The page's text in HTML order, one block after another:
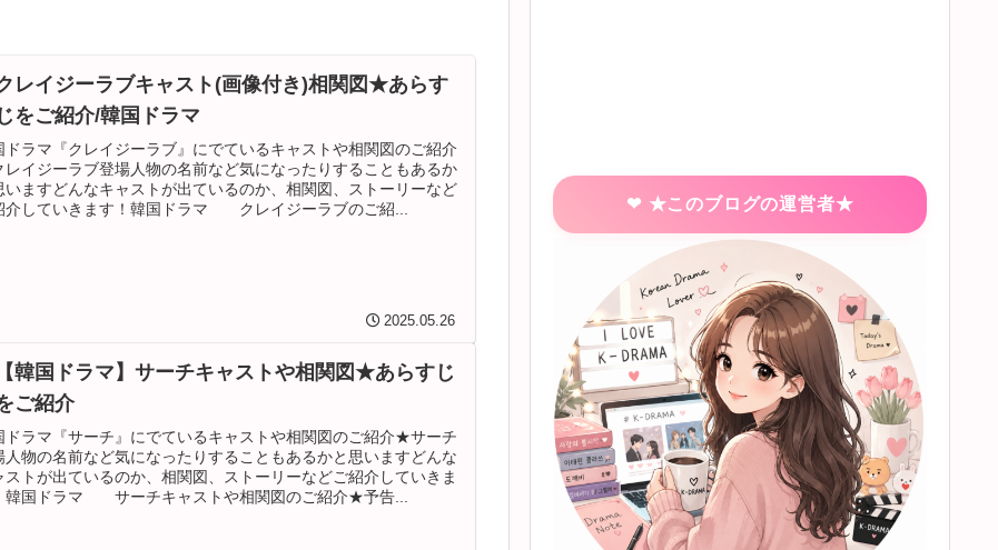
レイジーラブキャスト(画像付き)相関図★あらす
じをご紹介/韓国ドラマ
ドラマ『クレイジーラブ』にでているキャストや相関図のご紹介
イジーラブ登場人物の名前など気になったりすることもあるか
いますどんなキャストが出ているのか、相関図、ストーリーなど
介していきます！韓国ドラマ クレイジーラブのご紹...
2025.05.26
【韓国ドラマ】サーチキャストや相関図★あらすじ
ご紹介
ドラマ『サーチ』にでているキャストや相関図のご紹介★サーチ
人物の名前など気になったりすることもあるかと思いますどんな
ストが出ているのか、相関図、ストーリーなどご紹介していきま
韓国ドラマ サーチキャストや相関図のご紹介★予告...
★このブログの運営者★